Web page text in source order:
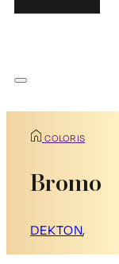
COLORIS
Bromo
DEKTON